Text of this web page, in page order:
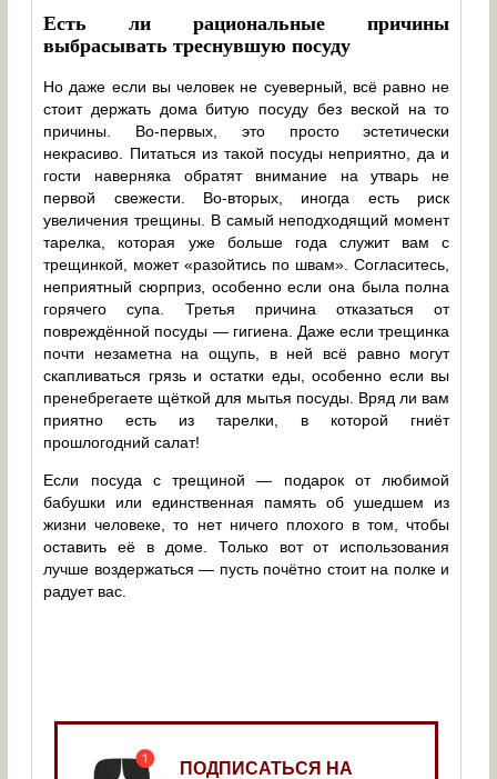
Есть ли рациональные причины
выбрасывать треснувшую посуду
Но даже если вы человек не суеверный, всё равно не
стоит держать дома битую посуду без веской на то
причины. Во-первых, это просто эстетически
некрасиво. Питаться из такой посуды неприятно, да и
гости наверняка обратят внимание на утварь не
первой свежести. Во-вторых, иногда есть риск
увеличения трещины. В самый неподходящий момент
тарелка, которая уже больше года служит вам с
трещинкой, может «разойтись по швам». Согласитесь,
неприятный сюрприз, особенно если она была полна
горячего супа. Третья причина отказаться от
повреждённой посуды — гигиена. Даже если трещинка
почти незаметна на ощупь, в ней всё равно могут
скапливаться грязь и остатки еды, особенно если вы
пренебрегаете щёткой для мытья посуды. Вряд ли вам
приятно есть из тарелки, в которой гниёт
прошлогодний салат!
Если посуда с трещиной — подарок от любимой
бабушки или единственная память об ушедшем из
жизни человеке, то нет ничего плохого в том, чтобы
оставить её в доме. Только вот от использования
лучше воздержаться — пусть почётно стоит на полке и
радует вас.
ПОДПИСАТЬСЯ НА